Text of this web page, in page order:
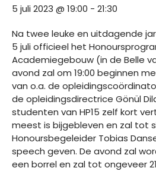
5 juli 2023 @ 19:00 - 21:30
Na twee leuke en uitdagende
5 juli officieel het
Academiegebouw (in de Belle
avond zal om 19:00 beginnen
van o.a. de
de opleidingsdirectrice Gönül
studenten van HP15 zelf kort
meest is bijgebleven en zal tot
Honoursbegeleider Tobias
speech geven. De avond zal
een borrel en zal tot ongeveer